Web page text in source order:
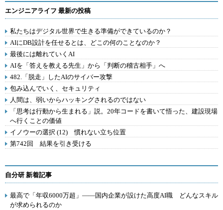
エンジニアライフ 最新の投稿
私たちはデジタル世界で生きる準備ができているのか？
AIにDB設計を任せるとは、どこの何のことなのか？
最後には離れていくAI
AIを「答えを教える先生」から「判断の稽古相手」へ
482.「脱走」したAIのサイバー攻撃
包み込んでいく、セキュリティ
人間は、弱いからハッキングされるのではない
「思考は行動から生まれる」説。20年コードを書いて悟った、建設現場
へ行くことの価値
イノウーの選択 (12) 慣れない立ち位置
第742回 結果を引き受ける
自分研 新着記事
最高で「年収6000万超」――国内企業が設けた高度AI職 どんなスキル
が求められるのか